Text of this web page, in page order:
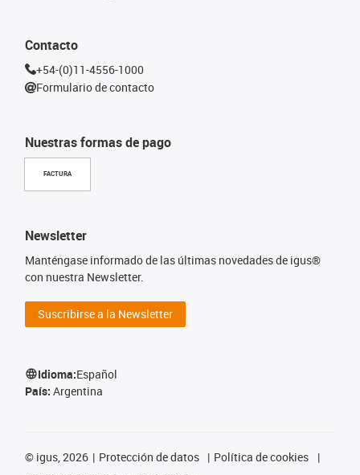
Nuestras formas de pago
FACTURA
Contacto
+54-(0)11-4556-1000
Formulario de contacto
Newsletter
Manténgase informado de las últimas novedades de igus®
con nuestra Newsletter.
Suscribirse a la Newsletter
Idioma:Español
País: Argentina
© igus, 2026 Protección de datos
Política de cookies